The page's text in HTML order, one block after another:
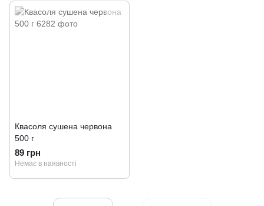
Квасоля сушена червона
500 г
89 грн
Немає в наявності